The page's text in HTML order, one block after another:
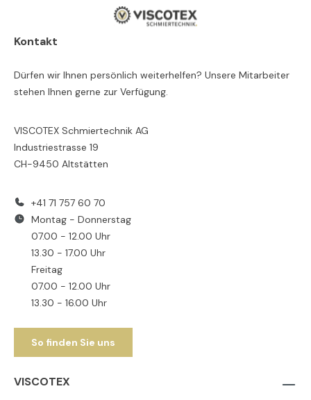
Kontakt
Dürfen wir Ihnen persönlich weiterhelfen? Unsere Mitarbeiter
stehen Ihnen gerne zur Verfügung.
VISCOTEX Schmiertechnik AG
Industriestrasse 19
CH-9450 Altstätten
+41 71 757 60 70
Montag - Donnerstag
07.00 - 12.00 Uhr
13.30 - 17.00 Uhr
Freitag
07.00 - 12.00 Uhr
13.30 - 16.00 Uhr
So finden Sie uns
VISCOTEX